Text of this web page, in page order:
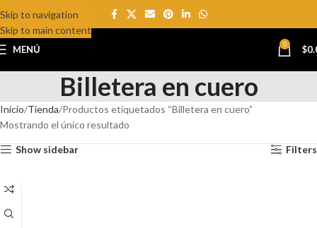
Skip to navigation
Skip to main content
MENÚ 0 $
Billetera en cuero
Inicio Tienda Productos etiquetados “Billetera en cuero”
Mostrando el único resultado
Show sidebar Filters